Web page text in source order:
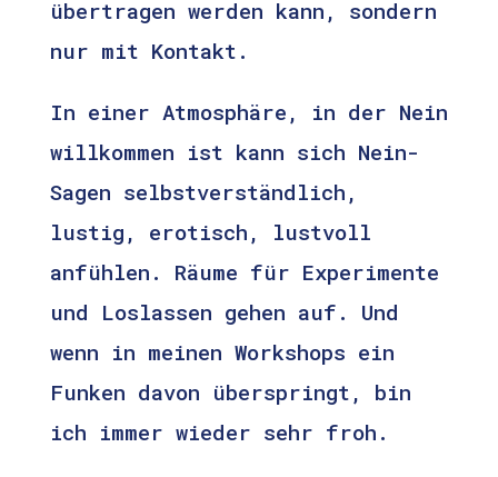
übertragen werden kann, sondern
nur mit Kontakt.
In einer Atmosphäre, in der Nein
willkommen ist kann sich Nein-
Sagen selbstverständlich,
lustig, erotisch, lustvoll
anfühlen. Räume für Experimente
und Loslassen gehen auf. Und
wenn in meinen Workshops ein
Funken davon überspringt, bin
ich immer wieder sehr froh.